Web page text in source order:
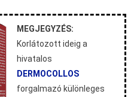
MEGJEGYZÉS:
Korlátozott ideig a
hivatalos
DERMOCOLLOS
forgalmazó különleges